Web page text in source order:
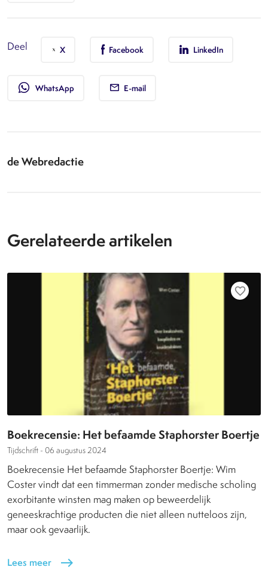
Deel X Facebook LinkedIn
whatsapp WhatsApp E-mail
de Webredactie
Gerelateerde artikelen
favorite_border
Boekrecensie: Het befaamde Staphorster Boertje
Tijdschrift - 06 augustus 2024
Boekrecensie Het befaamde Staphorster Boertje: Wim
Coster vindt dat een timmerman zonder medische scholing
exorbitante winsten mag maken op beweerdelijk
geneeskrachtige producten die niet alleen nutteloos zijn,
maar ook gevaarlijk.
Lees meer east